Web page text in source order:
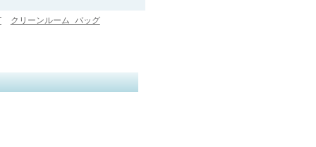
クリーンルーム バッグ